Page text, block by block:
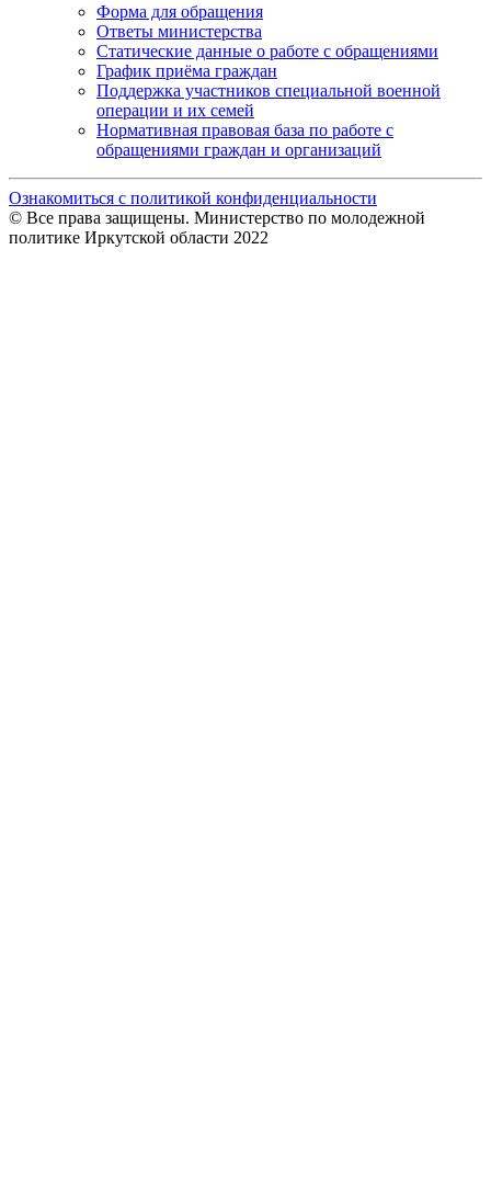
Форма для обращения
Ответы министерства
Статические данные о работе с обращениями
График приёма граждан
Поддержка участников специальной военной
операции и их семей
Нормативная правовая база по работе с
обращениями граждан и организаций
Ознакомиться с политикой конфиденциальности
© Все права защищены. Министерство по молодежной
политике Иркутской области 2022